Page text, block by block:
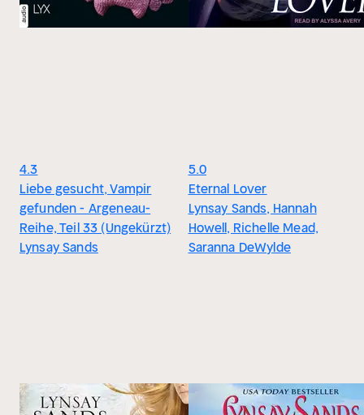
4.3
Liebe gesucht, Vampir
gefunden - Argeneau-
Reihe, Teil 33 (Ungekürzt)
Lynsay Sands
5.0
Eternal Lover
Lynsay Sands, Hannah
Howell, Richelle Mead,
Saranna DeWylde